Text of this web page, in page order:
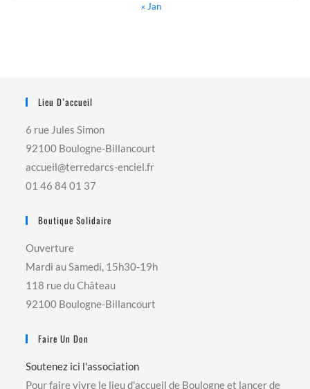
« Jan
Lieu D’accueil
6 rue Jules Simon
92100 Boulogne-Billancourt
accueil@terredarcs-enciel.fr
01 46 84 01 37
Boutique Solidaire
Ouverture
Mardi au Samedi, 15h30-19h
118 rue du Château
92100 Boulogne-Billancourt
Faire Un Don
Soutenez ici l'association
Pour faire vivre le lieu d'accueil de Boulogne et lancer de